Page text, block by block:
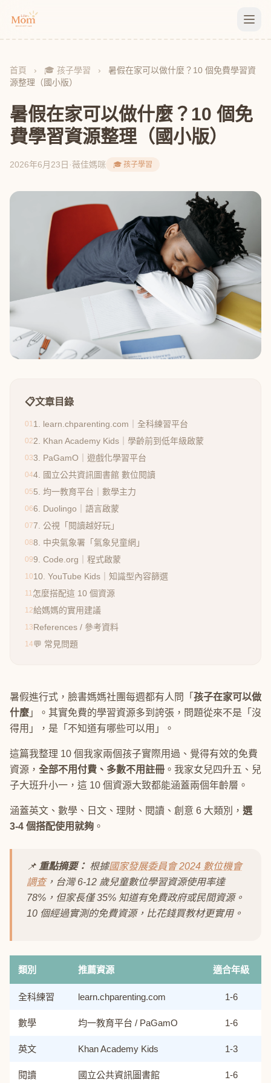
首頁 › 🎓 孩子學習 ›
暑假在家可以做什麼？10 個免費學習資
源整理（國小版）
暑假在家可以做什麼？10 個免
費學習資源整理（國小版）
2026年6月23日 ·薇佳媽咪 🎓 孩子學習
📋文章目錄
01 1. learn.chparenting.com｜全科練習平台
022. Khan Academy Kids｜學齡前到低年級啟蒙
033. PaGamO｜遊戲化學習平台
044. 國立公共資訊圖書館 數位閱讀
055. 均一教育平台｜數學主力
066. Duolingo｜語言啟蒙
077. 公視「閱讀越好玩」
088. 中央氣象署「氣象兒童網」
099. Code.org｜程式啟蒙
1010. YouTube Kids｜知識型內容篩選
11 怎麼搭配這 10 個資源
12給媽媽的實用建議
13References / 參考資料
14💬 常見問題
暑假進行式，臉書媽媽社團每週都有人問「 孩子在家可以做
什麼 」。其實免費的學習資源多到誇張，問題從來不是「沒
得用」，是「不知道有哪些可以用」。
這篇我整理 10 個我家兩個孩子實際用過、覺得有效的免費
資源， 全部不用付費、多數不用註冊 。我家女兒四升五、兒
子大班升小一，這 10 個資源大致都能涵蓋兩個年齡層。
涵蓋英文、數學、日文、理財、閱讀、創意 6 大類別， 選
3-4 個搭配使用就夠 。
📌 重點摘要： 根據國家發展委員會 2024 數位機會
調查，台灣 6-12 歲兒童數位學習資源使用率達
78%，但家長僅 35% 知道有免費政府或民間資源。
10 個經過實測的免費資源，比花錢買教材更實用。
類別 推薦資源 適合年級
全科練習 learn.chparenting.com 1-6
數學 均一教育平台 / PaGamO 1-6
英文 Khan Academy Kids 1-3
閱讀 國立公共資訊圖書館 1-6